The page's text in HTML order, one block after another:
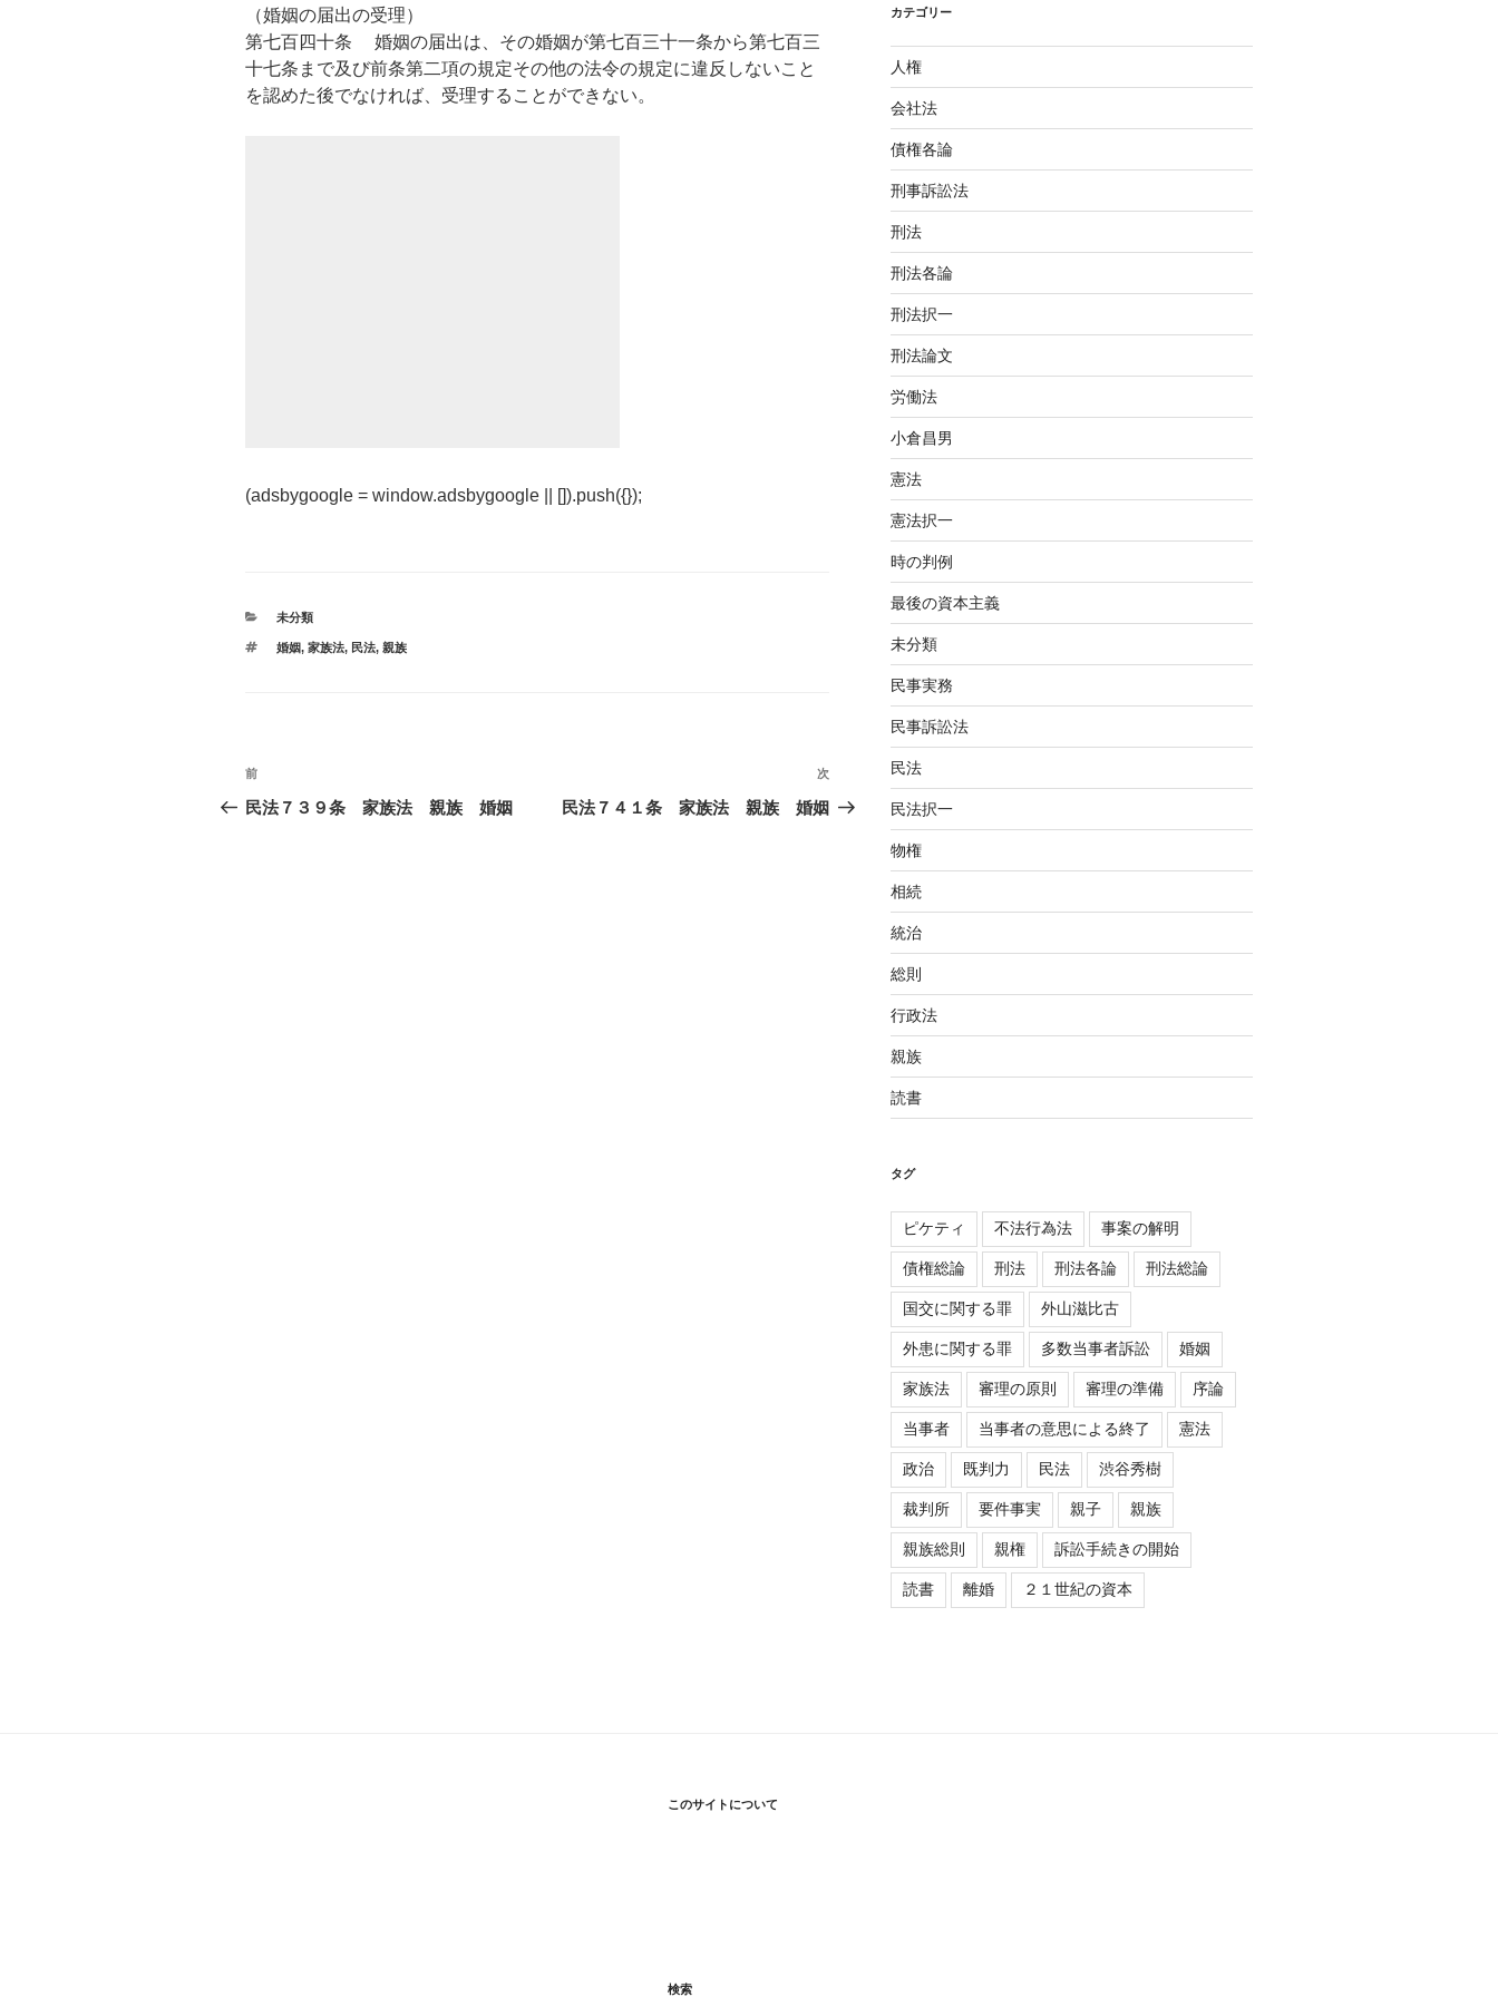
（婚姻の届出の受理）
第七百四十条 婚姻の届出は、その婚姻が第七百三十一条から第七百三
十七条まで及び前条第二項の規定その他の法令の規定に違反しないこと
を認めた後でなければ、受理することができない。
(adsbygoogle = window.adsbygoogle || []).push({});
カ
ゴ
未分類
タ
婚姻, 家族法, 民法, 親族
投
稿
過
去
前
民法７３９条 家族法 親族 婚姻
の
次
民法７４１条 家族法 親族 婚姻
カテゴリー
人権
会社法
債権各論
刑事訴訟法
刑法
刑法各論
刑法択一
刑法論文
労働法
小倉昌男
憲法
憲法択一
時の判例
最後の資本主義
未分類
民事実務
民事訴訟法
民法
民法択一
物権
相続
統治
総則
行政法
親族
読書
タグ
ピケティ 不法行為法 事案の解明
債権総論 刑法 刑法各論 刑法総論
国交に関する罪 外山滋比古
外患に関する罪 多数当事者訴訟 婚姻
家族法 審理の原則 審理の準備 序論
当事者 当事者の意思による終了 憲法
政治 既判力 民法 渋谷秀樹
裁判所 要件事実 親子 親族
親族総則 親権 訴訟手続きの開始
読書 離婚 ２１世紀の資本
このサイトについて
検索